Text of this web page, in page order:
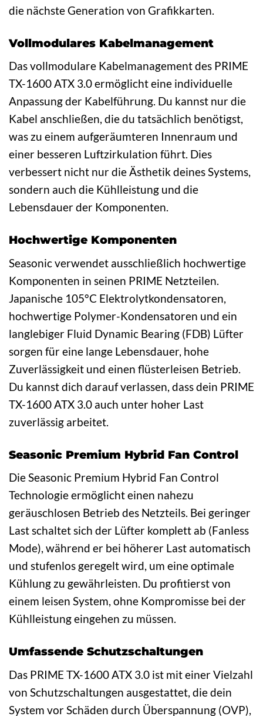
die nächste Generation von Grafikkarten.
Vollmodulares Kabelmanagement
Das vollmodulare Kabelmanagement des PRIME
TX-1600 ATX 3.0 ermöglicht eine individuelle
Anpassung der Kabelführung. Du kannst nur die
Kabel anschließen, die du tatsächlich benötigst,
was zu einem aufgeräumteren Innenraum und
einer besseren Luftzirkulation führt. Dies
verbessert nicht nur die Ästhetik deines Systems,
sondern auch die Kühlleistung und die
Lebensdauer der Komponenten.
Hochwertige Komponenten
Seasonic verwendet ausschließlich hochwertige
Komponenten in seinen PRIME Netzteilen.
Japanische 105°C Elektrolytkondensatoren,
hochwertige Polymer-Kondensatoren und ein
langlebiger Fluid Dynamic Bearing (FDB) Lüfter
sorgen für eine lange Lebensdauer, hohe
Zuverlässigkeit und einen flüsterleisen Betrieb.
Du kannst dich darauf verlassen, dass dein PRIME
TX-1600 ATX 3.0 auch unter hoher Last
zuverlässig arbeitet.
Seasonic Premium Hybrid Fan Control
Die Seasonic Premium Hybrid Fan Control
Technologie ermöglicht einen nahezu
geräuschlosen Betrieb des Netzteils. Bei geringer
Last schaltet sich der Lüfter komplett ab (Fanless
Mode), während er bei höherer Last automatisch
und stufenlos geregelt wird, um eine optimale
Kühlung zu gewährleisten. Du profitierst von
einem leisen System, ohne Kompromisse bei der
Kühlleistung eingehen zu müssen.
Umfassende Schutzschaltungen
Das PRIME TX-1600 ATX 3.0 ist mit einer Vielzahl
von Schutzschaltungen ausgestattet, die dein
System vor Schäden durch Überspannung (OVP),